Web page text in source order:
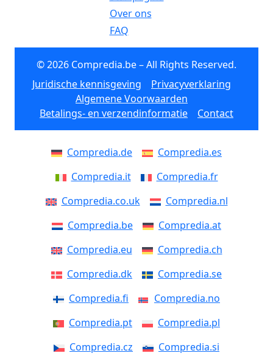
Over ons
FAQ
© 2026 Compredia.be – All Rights Reserved.
Juridische kennisgeving
Privacyverklaring
Algemene Voorwaarden
Betalings- en verzendinformatie
Contact
Compredia.de
Compredia.es
Compredia.it
Compredia.fr
Compredia.co.uk
Compredia.nl
Compredia.be
Compredia.at
Compredia.eu
Compredia.ch
Compredia.dk
Compredia.se
Compredia.fi
Compredia.no
Compredia.pt
Compredia.pl
Compredia.cz
Compredia.si